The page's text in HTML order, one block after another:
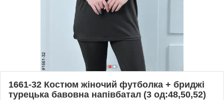
1661-32 Костюм жіночий футболка + бриджі
турецька бавовна напівбатал (3 од:48,50,52)